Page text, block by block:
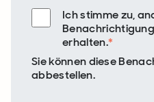
Ich stimme zu,
erhalten.*
Sie können diese
abbestellen.